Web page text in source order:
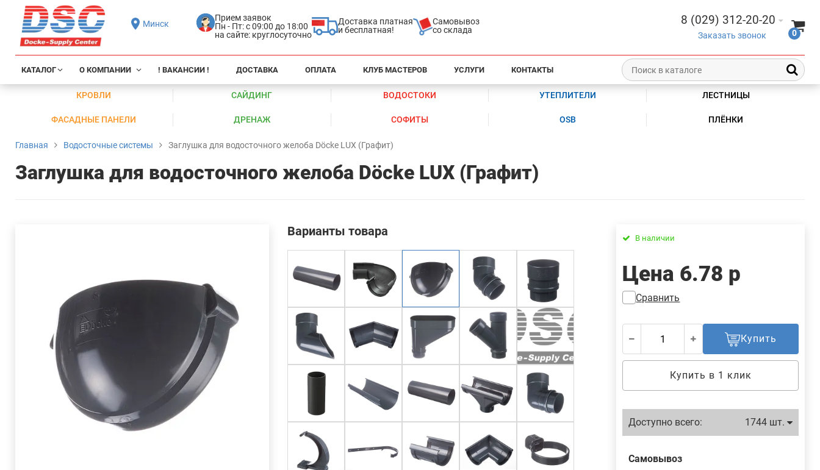
Минск
Прием заявок
Пн - Пт: с 09:00 до 18:00
на сайте: круглосуточно
Доставка платная
и бесплатная!
Самовывоз
со склада
8 (029) 312-20-20
Заказать звонок 0
КАТАЛОГ О КОМПАНИИ ! ВАКАНСИИ ! ДОСТАВКА ОПЛАТА КЛУБ МАСТЕРОВ УСЛУГИ КОНТАКТЫ
КРОВЛИ САЙДИНГ ВОДОСТОКИ УТЕПЛИТЕЛИ ЛЕСТНИЦЫ
ФАСАДНЫЕ ПАНЕЛИ ДРЕНАЖ СОФИТЫ OSB ПЛЁНКИ
Главная Водосточные системы Заглушка для водосточного желоба Döcke LUX (Графит)
Заглушка для водосточного желоба Döcke LUX (Графит)
Варианты товара В наличии
Цена 6.78 р
Сравнить
Купить
Купить в 1 клик
Доступно всего: 1744 шт.
Самовывоз